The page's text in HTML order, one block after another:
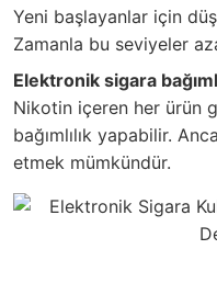
Yeni başlayanlar için
Zamanla bu seviyeler
Elektronik sigara
Nikotin içeren her ürün
bağımlılık yapabilir.
etmek mümkündür.